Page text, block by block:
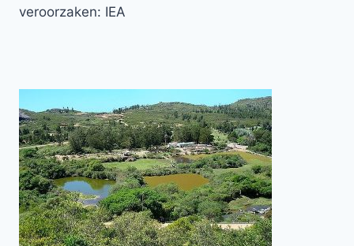
veroorzaken: IEA